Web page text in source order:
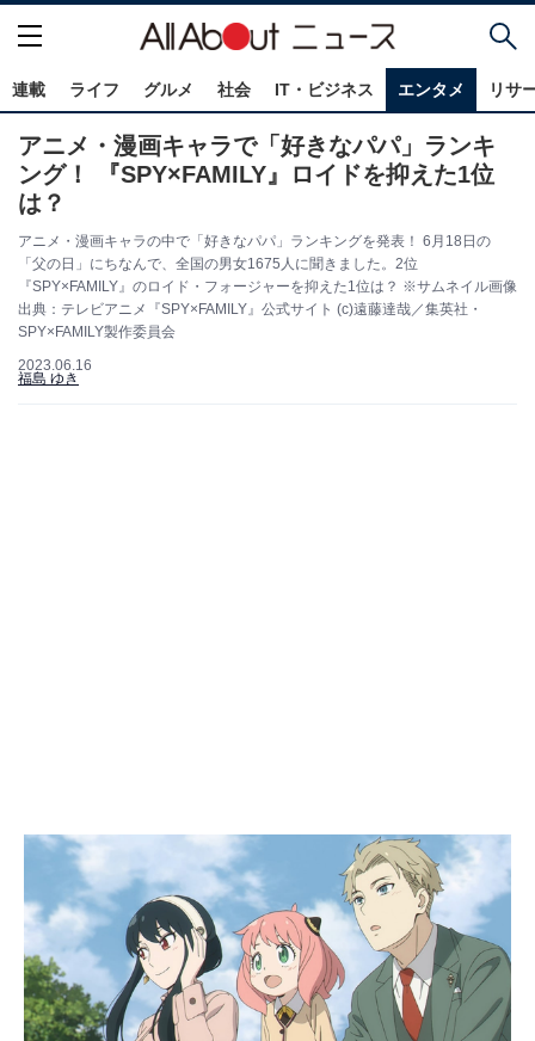
連載 ライフ グルメ 社会 IT・ビジネス エンタメ リサ
アニメ・漫画キャラで「好きなパパ」ランキ
ング！ 『SPY×FAMILY』ロイドを抑えた1位
は？
アニメ・漫画キャラの中で「好きなパパ」ランキングを発表！ 6月18日の
「父の日」にちなんで、全国の男女1675人に聞きました。2位
『SPY×FAMILY』のロイド・フォージャーを抑えた1位は？ ※サムネイル画像
出典：テレビアニメ『SPY×FAMILY』公式サイト (c)遠藤達哉／集英社・
SPY×FAMILY製作委員会
2023.06.16
福島 ゆき